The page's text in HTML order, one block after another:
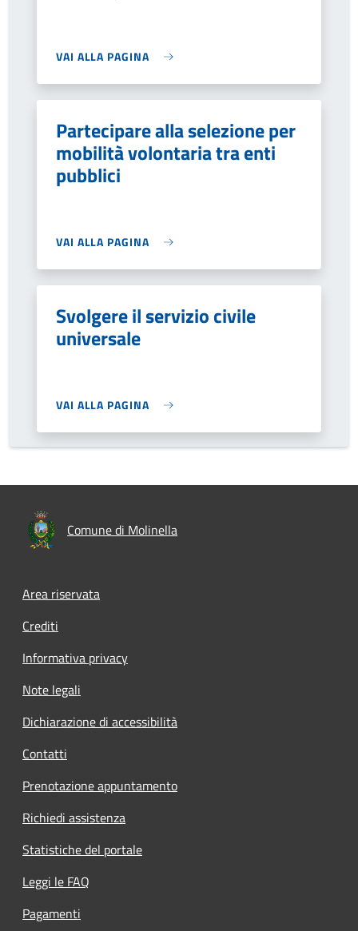
VAI ALLA PAGINA
Partecipare alla selezione per
mobilità volontaria tra enti
pubblici
VAI ALLA PAGINA
Svolgere il servizio civile
universale
VAI ALLA PAGINA
Comune di Molinella
Area riservata
Crediti
Informativa privacy
Note legali
Dichiarazione di accessibilità
Contatti
Prenotazione appuntamento
Richiedi assistenza
Statistiche del portale
Leggi le FAQ
Pagamenti